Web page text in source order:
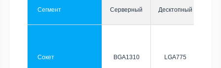
Сегмент Серверный Десктопный
Сокет BGA1310 LGA775